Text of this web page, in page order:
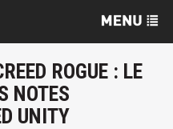
ROGUE : LE
NOTES
UNITY